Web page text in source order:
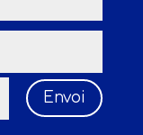
Envoi